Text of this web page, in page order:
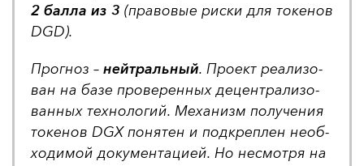
2 бал­ла из 3 (пра­во­вые рис­ки для то­ке­нов
DGD).
Прог­ноз – ней­траль­ный. Про­ект ре­али­зо­
ван на ба­зе про­ве­рен­ных де­цен­тра­ли­зо­
ван­ных тех­но­ло­гий. Ме­ха­низм по­лу­че­ния
то­ке­нов DGX по­ня­тен и под­креп­лен не­об­
хо­ди­мой до­ку­мен­та­ци­ей. Но нес­мот­ря на